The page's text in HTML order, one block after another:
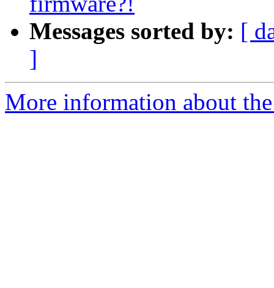
Messages sorted by: [
]
More information about